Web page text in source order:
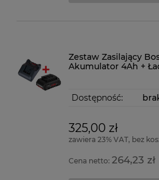
Zestaw Zasilający
Akumulator 4Ah +
Dostępność:
325,00 zł
zawiera 23% VAT, bez
Cena netto:264,23 zł